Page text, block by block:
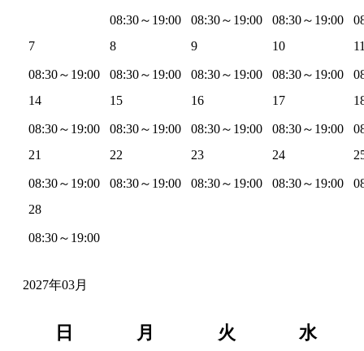
08:30～19:00 08:30～19:00 08:30～19:00
7
08:30～19:00
8
08:30～19:00
9
08:30～19:00
10
08:30～19:00
14
08:30～19:00
15
08:30～19:00
16
08:30～19:00
17
08:30～19:00
21
08:30～19:00
22
08:30～19:00
23
08:30～19:00
24
08:30～19:00
28
08:30～19:00
2027年03月
日 月 火 水